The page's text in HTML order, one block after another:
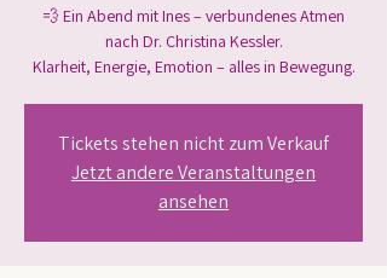
💨 Ein Abend mit Ines – verbundenes Atmen
nach Dr. Christina Kessler.
Klarheit, Energie, Emotion – alles in Bewegung.
Tickets stehen nicht zum Verkauf
Jetzt andere Veranstaltungen
ansehen